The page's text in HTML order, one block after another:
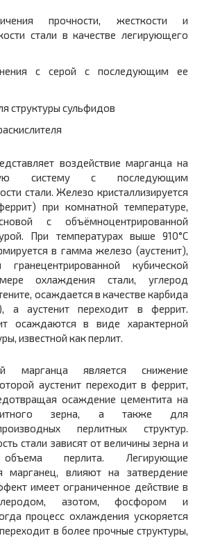
прочности, жесткости и
стали в качестве легирующего
с серой с последующим ее
структуры сульфидов
воздействие марганца на
систему с последующим
стали. Железо кристаллизируется
при комнатной температуре,
с объёмноцентрированной
При температурах выше 910°C
в гамма железо (аустенит),
кубической
охлаждения стали, углерод
осаждается в качестве карбида
а аустенит переходит в феррит.
осаждаются в виде характерной
известной как перлит.
марганца является снижение
аустенит переходит в феррит,
осаждение цементита на
зерна, а также для
перлитных структур.
стали зависят от величины зерна и
объема перлита. Легирующие
марганец, влияют на затвердение
имеет ограниченное действие в
азотом, фосфором и
процесс охлаждения ускоряется
в более прочные структуры,